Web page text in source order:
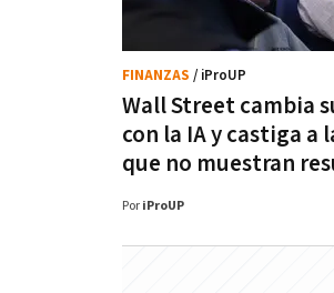
Wall Street cambia
con la IA y castiga a
que no muestran
FINANZAS / iProUP
Por iProUP